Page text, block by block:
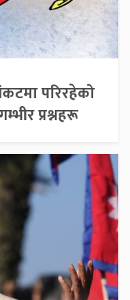
परिरहेको
प्रश्नहरू